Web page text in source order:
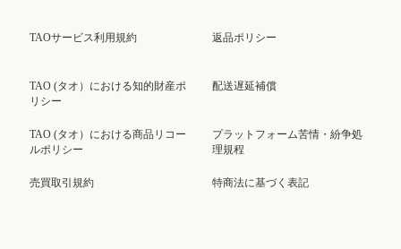
TAOサービス利用規約
TAO (タオ）における知的財産ポ
リシー
TAO (タオ）における商品リコー
ルポリシー
売買取引規約
返品ポリシー
配送遅延補償
プラットフォーム苦情・紛争処
理規程
特商法に基づく表記